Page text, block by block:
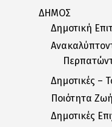
ΔΗΜΟΣ
Δημοτική
Δημοτικές –
Ποιότητα
Δημοτικές